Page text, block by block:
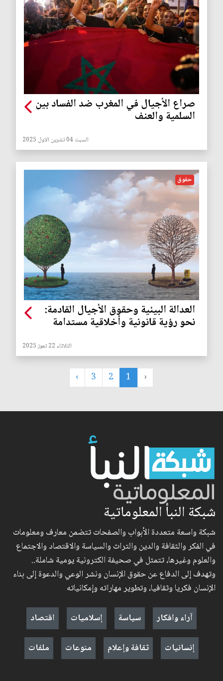
صراع الأجيال في المغرب ضد الفساد بين
السلمية والعنف
السبت 04 تشرين الاول 2025
حقوق
العدالة البيئية وحقوق الأجيال القادمة:
نحو رؤية قانونية وأخلاقية مستدامة
الثلاثاء 22 تموز 2025
‹
1
2
3
›
شبكة النبأ المعلوماتية
شبكة واسعة متعددة الأبواب والصفحات تتضمن معارف ومعلومات
في الفكر والثقافة والدين والتراث والسياسة والاقتصاد والاجتماع
والعلوم وغيرها، تتمثل في صحيفة الكترونية يومية شاملة..
وتهدف إلى الدفاع عن حقوق الإنسان ونشر الوعي والدعوة إلى بناء
الإنسان فكريا وثقافيا، وتطوير مهاراته وإمكانياته
آراء وافكار
سياسة إسلاميات
اقتصاد
إنسانيات
ثقافة وإعلام منوعات ملفات